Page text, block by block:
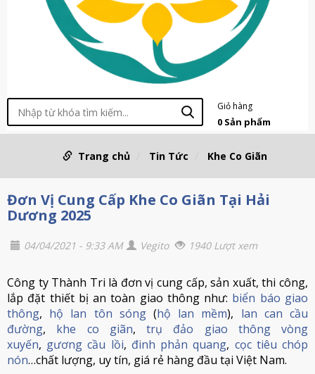
Giỏ hàng
0 Sản phẩm
Trang chủ Tin Tức Khe Co Giãn
Đơn Vị Cung Cấp Khe Co Giãn Tại Hải
Dương 2025
04/04/2021 - 9:33 AM Vegito 1940 Lượt xem
Công ty Thành Tri là đơn vị cung cấp, sản xuất, thi công,
lắp đặt thiết bị an toàn giao thông như: biển báo giao
thông, hộ lan tôn sóng(hộ lan mềm), lan can cầu
đường, khe co giãn, trụ đảo giao thông vòng
xuyến, gương cầu lồi, đinh phản quang, cọc tiêu chóp
nón…chất lượng, uy tín, giá rẻ hàng đầu tại Việt Nam.